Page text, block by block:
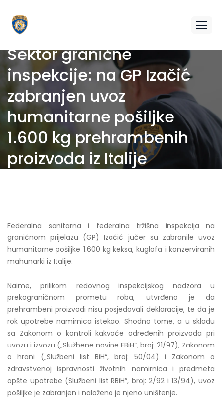
Sektor granične
inspekcije: na GP Izačić
zabranjen uvoz
humanitarne pošiljke
1.600 kg prehrambenih
proizvoda iz Italije
Federalna sanitarna i federalna tržišna inspekcija na
graničnom prijelazu (GP) Izačić jučer su zabranile uvoz
humanitarne pošiljke 1.600 kg keksa, kuglofa i konzerviranih
mahunarki iz Italije.
Naime, prilikom redovnog inspekcijskog nadzora u
prekograničnom prometu roba, utvrđeno je da
prehrambeni proizvodi nisu posjedovali deklaracije, te da je
rok upotrebe namirnica istekao. Shodno tome, a u skladu
sa Zakonom o kontroli kakvoće određenih proizvoda pri
uvozu i izvozu („Službene novine FBiH“, broj: 21/97), Zakonom
o hrani („Službeni list BiH“, broj: 50/04) i Zakonom o
zdravstvenoj ispravnosti životnih namirnica i predmeta
opšte upotrebe (Službeni list RBiH”, broj: 2/92 i 13/94), uvoz
pošiljke je zabranjen i naloženo je njeno uništenje.